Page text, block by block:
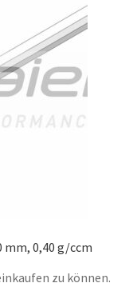
mm, 0,40 g/ccm
zu können.